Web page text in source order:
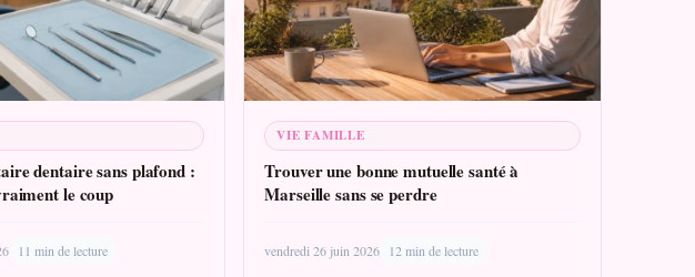
dentaire sans plafond :
le coup
11 min de lecture
VIE FAMILLE
Trouver une bonne mutuelle santé à
Marseille sans se perdre
vendredi 26 juin 2026 12 min de lecture